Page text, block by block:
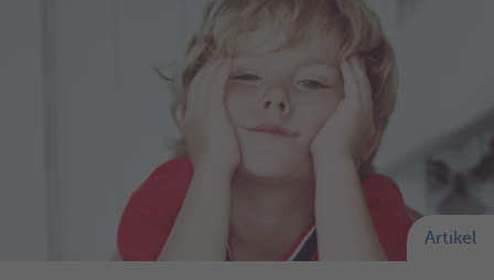
Artikel